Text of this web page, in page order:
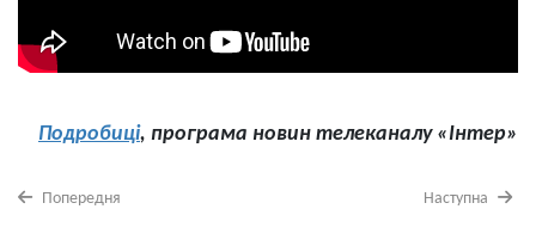
Подробиці, програма новин телеканалу «Інтер»
Попередня Наступна